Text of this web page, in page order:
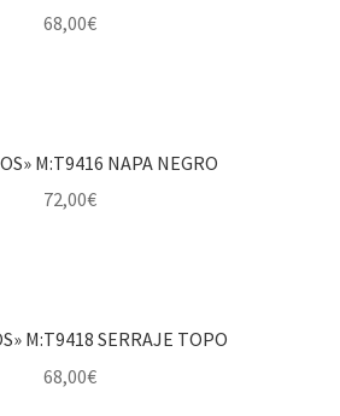
68,00€
M:T9416 NAPA NEGRO
72,00€
M:T9418 SERRAJE TOPO
68,00€